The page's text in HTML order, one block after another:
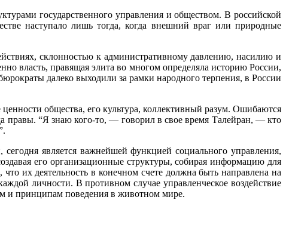
государственного управления и обществом. В российской
наступало лишь тогда, когда внешний враг или природные
склонностью к административному давлению, насилию и
власть, правящая элита во многом определяла историю России,
далеко выходили за рамки народного терпения, в России
общества, его культура, коллективный разум. Ошибаются
правы. “Я знаю кого-то, — говорил в свое время Талейран, — кто
является важнейшей функцией социального управления,
его организационные структуры, собирая информацию для
их деятельность в конечном счете должна быть направлена на
личности. В противном случае управленческое воздействие
и принципам поведения в животном мире.